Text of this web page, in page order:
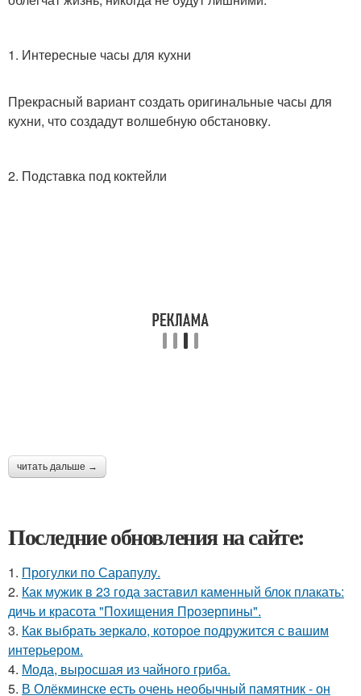
1. Интересные часы для кухни
Прекрасный вариант создать оригинальные часы для
кухни, что создадут волшебную обстановку.
2. Подставка под коктейли
читать дальше →
Последние обновления на сайте:
1. Прогулки по Сарапулу.
2. Как мужик в 23 года заставил каменный блок плакать:
дичь и красота "Похищения Прозерпины".
3. Как выбрать зеркало, которое подружится с вашим
интерьером.
4. Мода, выросшая из чайного гриба.
5. В Олёкминске есть очень необычный памятник - он